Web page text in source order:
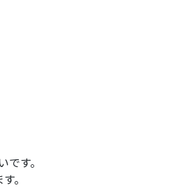
す。
。